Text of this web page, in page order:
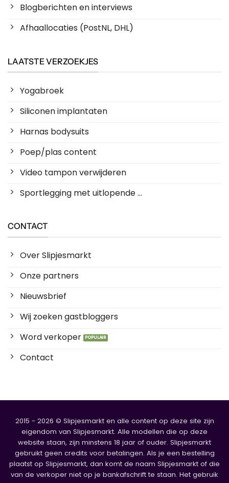
Blogberichten en interviews
Afhaallocaties (PostNL, DHL)
LAATSTE VERZOEKJES
Yogabroek
Siliconen implantaten
Harnas bodysuits
Poep/plas content
Video tampon verwijderen
Sportlegging met uitlopende ...
CONTACT
Over Slipjesmarkt
Onze partners
Nieuwsbrief
Wij zoeken gastbloggers
Word verkoper
Contact
2015 - 2026 © Slipjesmarkt en alle content op deze site zijn
eigendom van Slipjesmarkt. Alle modellen die op deze
website staan, zijn minstens 18 jaar of ouder. Slipjesmarkt
gebruikt geen credits voor betalingen. Als je een bestelling
plaatst op Slipjesmarkt, dan komt de naam Slipjesmarkt of die
van de verkoper niet op je bankafschrift te staan. Het gebruik